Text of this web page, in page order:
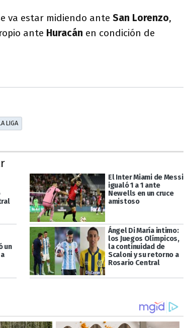
va estar midiendo ante San Lorenzo,
ante Huracán en condición de
LIGA
El Inter Miami de Messi
igualó 1 a 1 ante
Newells en un cruce
amistoso
un
Ángel Di María intimo:
los Juegos Olímpicos,
la continuidad de
Scaloni y su retorno a
Rosario Central